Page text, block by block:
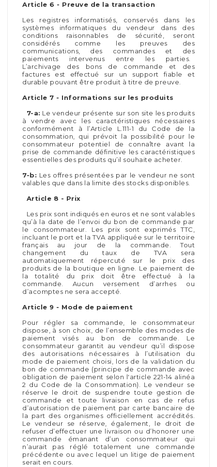
Article 6 - Preuve de la transaction
Les registres informatisés, conservés dans les
systèmes informatiques du vendeur dans des
conditions raisonnables de sécurité, seront
considérés comme les preuves des
communications, des commandes et des
paiements intervenus entre les parties.
L’archivage des bons de commande et des
factures est effectué sur un support fiable et
durable pouvant être produit à titre de preuve.
Article 7 - Informations sur les produits
7-a: Le vendeur présente sur son site les produits
à vendre avec les caractéristiques nécessaires
conformément à l’Article L.111-1 du Code de la
consommation, qui prévoit la possibilité pour le
consommateur potentiel de connaître avant la
prise de commande définitive les caractéristiques
essentielles des produits qu’il souhaite acheter.
7-b: Les offres présentées par le vendeur ne sont
valables que dans la limite des stocks disponibles.
Article 8 - Prix
Les prix sont indiqués en euros et ne sont valables
qu’à la date de l’envoi du bon de commande par
le consommateur. Les prix sont exprimés TTC,
incluant le port et la TVA appliquée sur le territoire
français au jour de la commande. Tout
changement du taux de TVA sera
automatiquement répercuté sur le prix des
produits de la boutique en ligne. Le paiement de
la totalité du prix doit être effectué à la
commande. Aucun versement d’arrhes ou
d’acomptes ne sera accepté.
Article 9 - Mode de paiement
Pour régler sa commande, le consommateur
dispose, à son choix, de l’ensemble des modes de
paiement visés au bon de commande. Le
consommateur garantit au vendeur qu’il dispose
des autorisations nécessaires à l’utilisation du
mode de paiement choisi, lors de la validation du
bon de commande (principe de commande avec
obligation de paiement selon l'article 221-14 alinéa
2 du Code de la Consommation). Le vendeur se
réserve le droit de suspendre toute gestion de
commande et toute livraison en cas de refus
d’autorisation de paiement par carte bancaire de
la part des organismes officiellement accrédités.
Le vendeur se réserve, également, le droit de
refuser d’effectuer une livraison ou d’honorer une
commande émanant d’un consommateur qui
n’aurait pas réglé totalement une commande
précédente ou avec lequel un litige de paiement
serait en cours.